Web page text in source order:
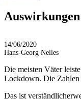
14/06/2020
Hans-Georg Nelles
Die meisten Väter
Lockdown. Die Zahlen
Das ist